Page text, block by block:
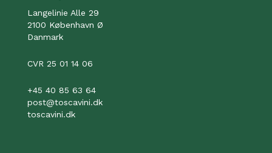
Langelinie Alle 29
2100 København Ø
Danmark
CVR 25 01 14 06
+45 40 85 63 64
post@toscavini.dk
toscavini.dk